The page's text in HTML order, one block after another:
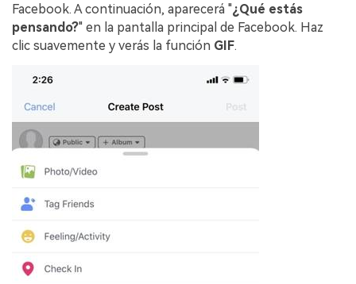
Facebook. A continuación, aparecerá "¿Qué estás
pensando?" en la pantalla principal de Facebook. Haz
clic suavemente y verás la función GIF.